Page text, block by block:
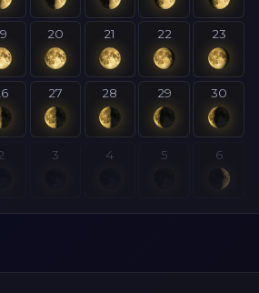
20 21 22 23
27 28 29 30
3 4 5 6